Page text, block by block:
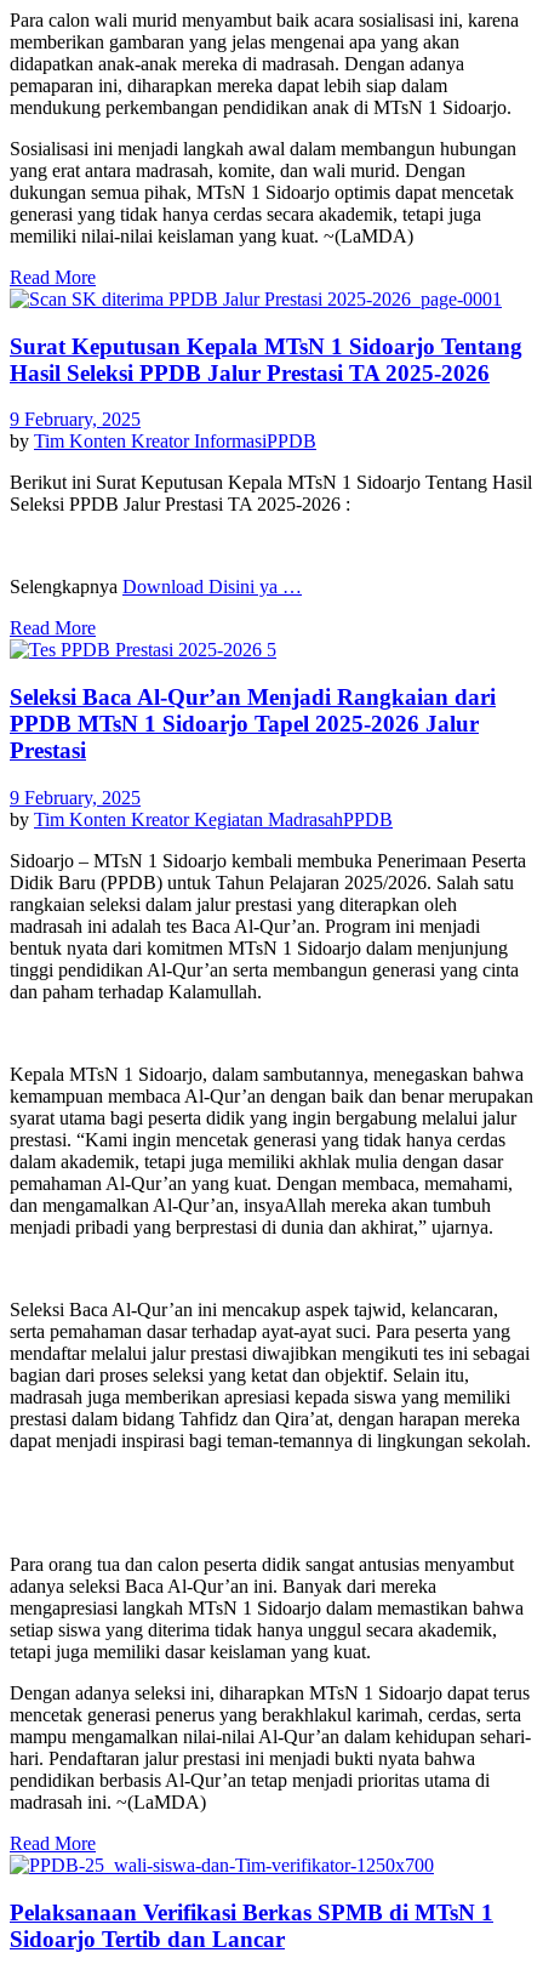
Para calon wali murid menyambut baik acara sosialisasi ini, karena
memberikan gambaran yang jelas mengenai apa yang akan
didapatkan anak-anak mereka di madrasah. Dengan adanya
pemaparan ini, diharapkan mereka dapat lebih siap dalam
mendukung perkembangan pendidikan anak di MTsN 1 Sidoarjo.
Sosialisasi ini menjadi langkah awal dalam membangun hubungan
yang erat antara madrasah, komite, dan wali murid. Dengan
dukungan semua pihak, MTsN 1 Sidoarjo optimis dapat mencetak
generasi yang tidak hanya cerdas secara akademik, tetapi juga
memiliki nilai-nilai keislaman yang kuat. ~(LaMDA)
Read More
Surat Keputusan Kepala MTsN 1 Sidoarjo Tentang
Hasil Seleksi PPDB Jalur Prestasi TA 2025-2026
9 February, 2025
by Tim Konten KreatorInformasiPPDB
Berikut ini Surat Keputusan Kepala MTsN 1 Sidoarjo Tentang Hasil
Seleksi PPDB Jalur Prestasi TA 2025-2026 :
Selengkapnya Download Disini ya …
Read More
Seleksi Baca Al-Qur’an Menjadi Rangkaian dari
PPDB MTsN 1 Sidoarjo Tapel 2025-2026 Jalur
Prestasi
9 February, 2025
by Tim Konten KreatorKegiatan MadrasahPPDB
Sidoarjo – MTsN 1 Sidoarjo kembali membuka Penerimaan Peserta
Didik Baru (PPDB) untuk Tahun Pelajaran 2025/2026. Salah satu
rangkaian seleksi dalam jalur prestasi yang diterapkan oleh
madrasah ini adalah tes Baca Al-Qur’an. Program ini menjadi
bentuk nyata dari komitmen MTsN 1 Sidoarjo dalam menjunjung
tinggi pendidikan Al-Qur’an serta membangun generasi yang cinta
dan paham terhadap Kalamullah.
Kepala MTsN 1 Sidoarjo, dalam sambutannya, menegaskan bahwa
kemampuan membaca Al-Qur’an dengan baik dan benar merupakan
syarat utama bagi peserta didik yang ingin bergabung melalui jalur
prestasi. “Kami ingin mencetak generasi yang tidak hanya cerdas
dalam akademik, tetapi juga memiliki akhlak mulia dengan dasar
pemahaman Al-Qur’an yang kuat. Dengan membaca, memahami,
dan mengamalkan Al-Qur’an, insyaAllah mereka akan tumbuh
menjadi pribadi yang berprestasi di dunia dan akhirat,” ujarnya.
Seleksi Baca Al-Qur’an ini mencakup aspek tajwid, kelancaran,
serta pemahaman dasar terhadap ayat-ayat suci. Para peserta yang
mendaftar melalui jalur prestasi diwajibkan mengikuti tes ini sebagai
bagian dari proses seleksi yang ketat dan objektif. Selain itu,
madrasah juga memberikan apresiasi kepada siswa yang memiliki
prestasi dalam bidang Tahfidz dan Qira’at, dengan harapan mereka
dapat menjadi inspirasi bagi teman-temannya di lingkungan sekolah.
Para orang tua dan calon peserta didik sangat antusias menyambut
adanya seleksi Baca Al-Qur’an ini. Banyak dari mereka
mengapresiasi langkah MTsN 1 Sidoarjo dalam memastikan bahwa
setiap siswa yang diterima tidak hanya unggul secara akademik,
tetapi juga memiliki dasar keislaman yang kuat.
Dengan adanya seleksi ini, diharapkan MTsN 1 Sidoarjo dapat terus
mencetak generasi penerus yang berakhlakul karimah, cerdas, serta
mampu mengamalkan nilai-nilai Al-Qur’an dalam kehidupan sehari-
hari. Pendaftaran jalur prestasi ini menjadi bukti nyata bahwa
pendidikan berbasis Al-Qur’an tetap menjadi prioritas utama di
madrasah ini. ~(LaMDA)
Read More
Pelaksanaan Verifikasi Berkas SPMB di MTsN 1
Sidoarjo Tertib dan Lancar